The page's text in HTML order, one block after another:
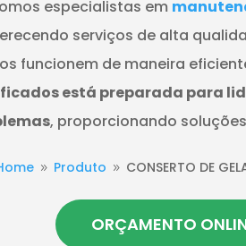
especialistas em
serviços de alta
funcionem de maneira
está preparada para
, proporcionando
9 Produto 9 CONSERTO DE
ORÇAMENTO